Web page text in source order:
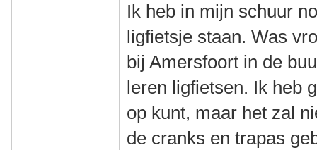
Ik heb in mijn schuur
ligfietsje staan. Was
bij Amersfoort in de
leren ligfietsen. Ik heb
op kunt, maar het zal
de cranks en trapas